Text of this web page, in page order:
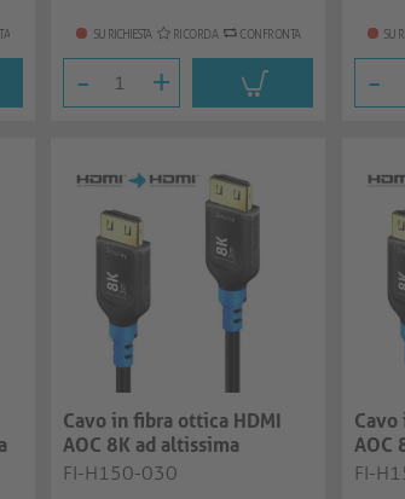
SU RICHIESTA RICORDA CONFRONTA
- +
SU
-
Cavo in fibra ottica HDMI
AOC 8K ad altissima
velocità, ner...
FI-H150-030
AOC
FI-